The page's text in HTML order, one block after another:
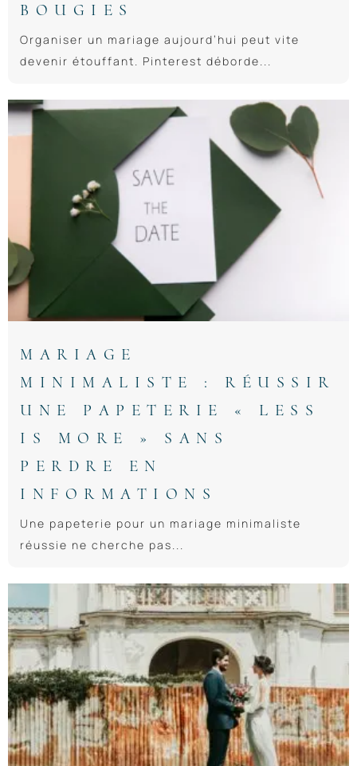
BOUGIES
Organiser un mariage aujourd’hui peut vite
devenir étouffant. Pinterest déborde...
MARIAGE
MINIMALISTE : RÉUSSIR
UNE PAPETERIE « LESS
IS MORE » SANS
PERDRE EN
INFORMATIONS
Une papeterie pour un mariage minimaliste
réussie ne cherche pas...